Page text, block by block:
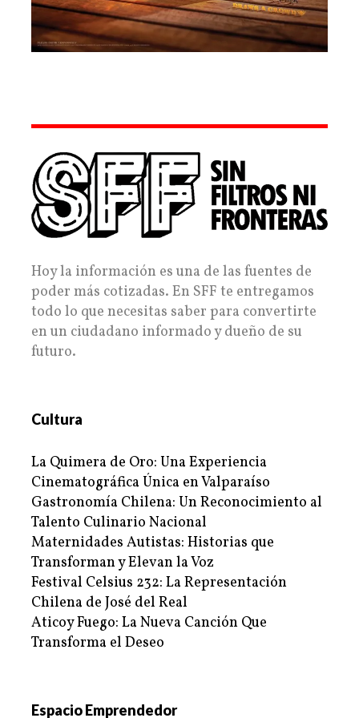
Hoy la información es una de las fuentes de
poder más cotizadas. En SFF te entregamos
todo lo que necesitas saber para convertirte
en un ciudadano informado y dueño de su
futuro.
Cultura
La Quimera de Oro: Una Experiencia
Cinematográfica Única en Valparaíso
Gastronomía Chilena: Un Reconocimiento al
Talento Culinario Nacional
Maternidades Autistas: Historias que
Transforman y Elevan la Voz
Festival Celsius 232: La Representación
Chilena de José del Real
Aticoy Fuego: La Nueva Canción Que
Transforma el Deseo
Espacio Emprendedor